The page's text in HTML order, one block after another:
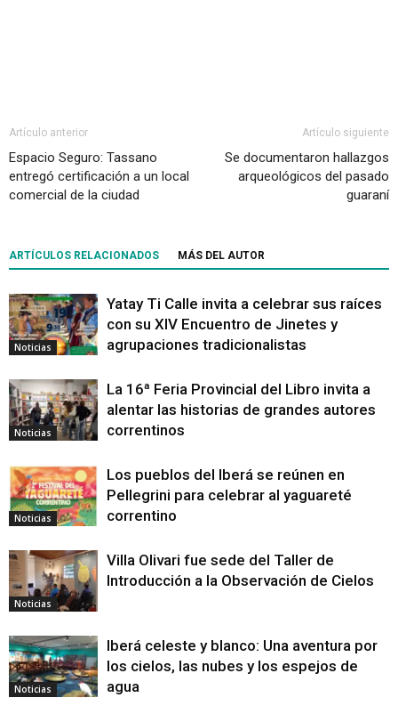
Artículo anterior
Espacio Seguro: Tassano
entregó certificación a un local
comercial de la ciudad
Artículo siguiente
Se documentaron hallazgos
arqueológicos del pasado
guaraní
ARTÍCULOS RELACIONADOS MÁS DEL AUTOR
Noticias
Yatay Ti Calle invita a celebrar sus raíces
con su XIV Encuentro de Jinetes y
agrupaciones tradicionalistas
Noticias
La 16ª Feria Provincial del Libro invita a
alentar las historias de grandes autores
correntinos
Noticias
Los pueblos del Iberá se reúnen en
Pellegrini para celebrar al yaguareté
correntino
Noticias
Villa Olivari fue sede del Taller de
Introducción a la Observación de Cielos
Noticias
Iberá celeste y blanco: Una aventura por
los cielos, las nubes y los espejos de
agua